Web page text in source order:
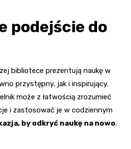
podejście do
bibliotece prezentują naukę w
przystępny, jak i inspirujący.
może z łatwością zrozumieć
i zastosować je w codziennym
by odkryć naukę na nowo.